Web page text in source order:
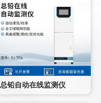
总铅自动在线监测仪